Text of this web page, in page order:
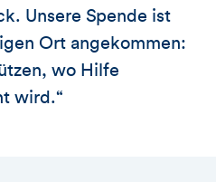
Unsere Spende ist
Ort angekommen:
wo Hilfe
wird.“